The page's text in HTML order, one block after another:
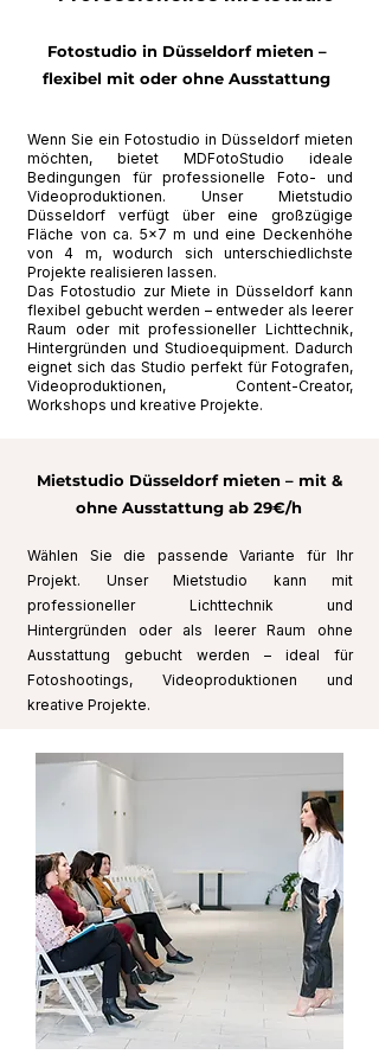
Fotostudio in Düsseldorf mieten –
flexibel mit oder ohne Ausstattung
Wenn Sie ein Fotostudio in Düsseldorf mieten
möchten, bietet MDFotoStudio ideale
Bedingungen für professionelle Foto- und
Videoproduktionen. Unser Mietstudio
Düsseldorf verfügt über eine großzügige
Fläche von ca. 5×7 m und eine Deckenhöhe
von 4 m, wodurch sich unterschiedlichste
Projekte realisieren lassen.
Das Fotostudio zur Miete in Düsseldorf kann
flexibel gebucht werden – entweder als leerer
Raum oder mit professioneller Lichttechnik,
Hintergründen und Studioequipment. Dadurch
eignet sich das Studio perfekt für Fotografen,
Videoproduktionen, Content-Creator,
Workshops und kreative Projekte.
Mietstudio Düsseldorf mieten – mit &
ohne Ausstattung ab 29€/h
Wählen Sie die passende Variante für Ihr
Projekt. Unser Mietstudio kann mit
professioneller Lichttechnik und
Hintergründen oder als leerer Raum ohne
Ausstattung gebucht werden – ideal für
Fotoshootings, Videoproduktionen und
kreative Projekte.